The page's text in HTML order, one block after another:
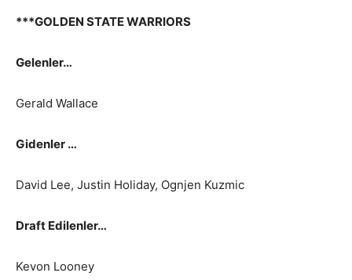
***GOLDEN STATE WARRIORS
Gelenler…
Gerald Wallace
Gidenler …
David Lee, Justin Holiday, Ognjen Kuzmic
Draft Edilenler…
Kevon Looney